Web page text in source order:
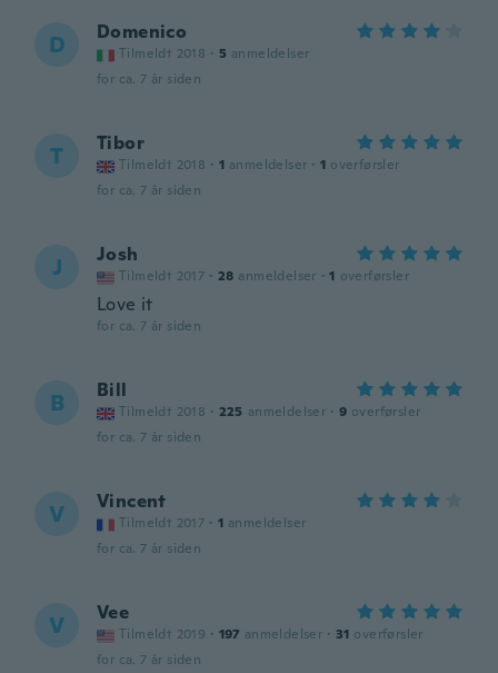
D Domenico
Tilmeldt 2018 · 5 anmeldelser
for ca. 7 år siden
T Tibor
Tilmeldt 2018 · 1 anmeldelser · 1 overførsler
for ca. 7 år siden
J Josh
Tilmeldt 2017 · 28 anmeldelser · 1 overførsler
Love it
for ca. 7 år siden
B Bill
Tilmeldt 2018 · 225 anmeldelser · 9 overførsler
for ca. 7 år siden
V Vincent
Tilmeldt 2017 · 1 anmeldelser
for ca. 7 år siden
V Vee
Tilmeldt 2019 · 197 anmeldelser · 31 overførsler
for ca. 7 år siden